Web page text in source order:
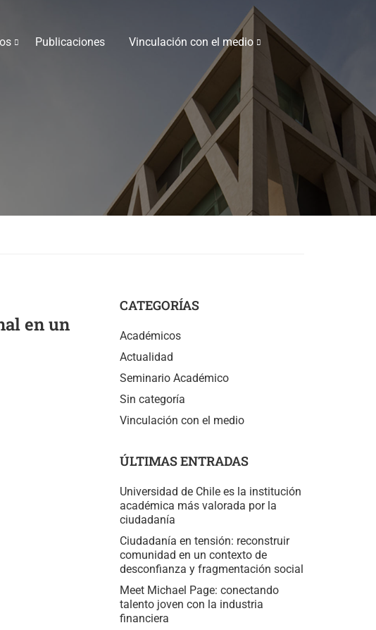
Publicaciones Vinculación con el medio
en un
CATEGORÍAS
Académicos
Actualidad
Seminario Académico
Sin categoría
Vinculación con el medio
ÚLTIMAS ENTRADAS
Universidad de Chile es la institución
académica más valorada por la
ciudadanía
Ciudadanía en tensión: reconstruir
comunidad en un contexto de
desconfianza y fragmentación social
Meet Michael Page: conectando
talento joven con la industria
financiera